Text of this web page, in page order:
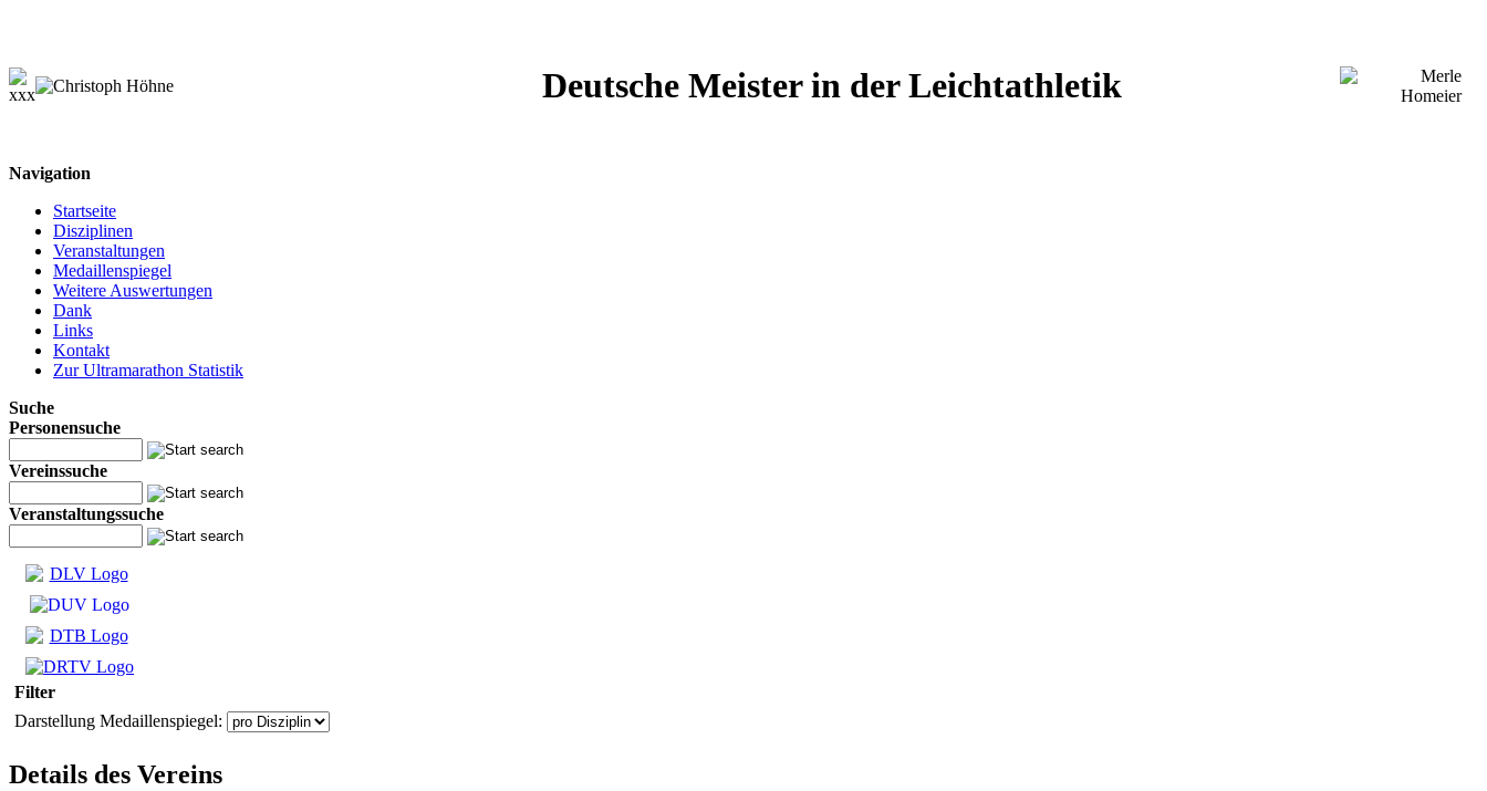
Deutsche Meister in der Leichtathletik
Navigation
Startseite
Disziplinen
Veranstaltungen
Medaillenspiegel
Weitere Auswertungen
Dank
Links
Kontakt
Zur Ultramarathon Statistik
Suche
Personensuche
Vereinssuche
Veranstaltungssuche
Filter
Darstellung Medaillenspiegel:
Details des Vereins